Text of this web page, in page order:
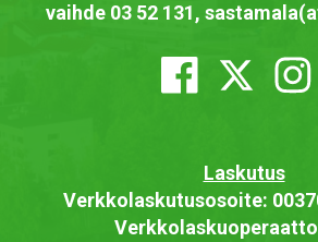
vaihde 03 52 131,
Laskutus
Verkkolaskutusosoite: